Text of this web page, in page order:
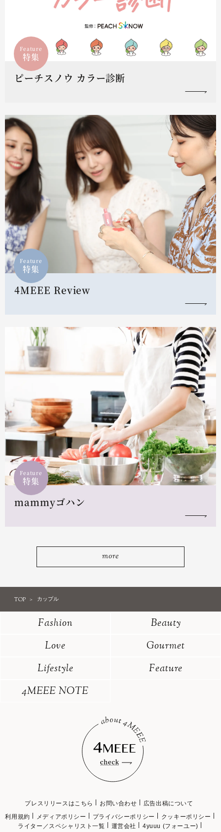
Feature
特集
ピーチスノウ カラー診断
Feature
特集
4MEEE Review
Feature
特集
mammyゴハン
more
TOP カップル
Fashion
Beauty
Love
Gourmet
Lifestyle
Feature
4MEEE NOTE
プレスリリースはこちら お問い合わせ
広告出稿について
利用規約
メディアポリシー プライバシーポリシー
クッキーポリシー
ライター／スペシャリスト一覧
運営会社 4yuuu (フォーユー)